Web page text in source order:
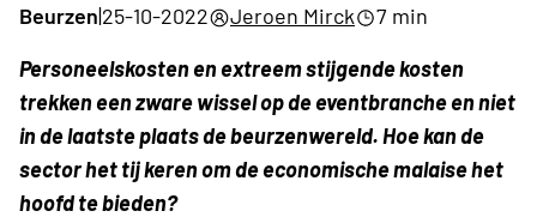
Beurzen|25-10-2022 Jeroen Mirck
7 min
Personeelskosten en extreem stijgende kosten
trekken een zware wissel op de eventbranche en niet
in de laatste plaats de beurzenwereld. Hoe kan de
sector het tij keren om de economische malaise het
hoofd te bieden?